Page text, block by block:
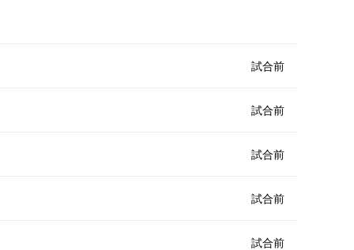
試合前
試合前
試合前
試合前
試合前